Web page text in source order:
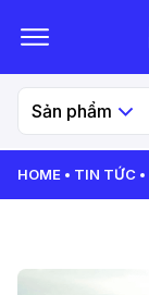
Sản phẩm
HOME TIN TỨC